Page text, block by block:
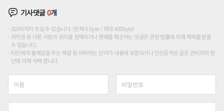
기사댓글0개
200자까지 쓰실 수 있습니다. (현재 0 byte / 최대 400byte)
저작권 등 다른 사람의 권리를 침해하거나 명예를 훼손하는 댓글은 관련 법률에 의해 제재를 받을
수 있습니다.
타인에게 불쾌감을 주는 욕설 등 비하하는 단어가 내용에 포함되거나 인신공격성 글은 관리자의 판
단에 의해 삭제 합니다.